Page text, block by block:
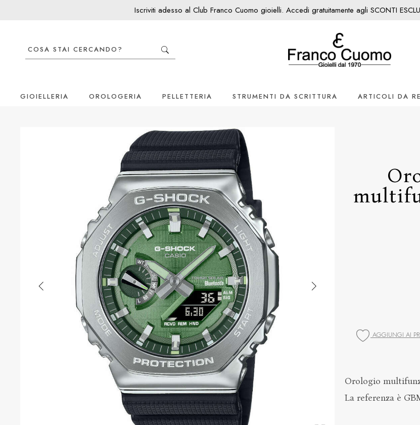
Iscriviti adesso al Club Franco Cuomo gioielli. Accedi gratuitamente agli SCONTI
GIOIELLERIA OROLOGERIA PELLETTERIA STRUMENTI DA SCRITTURA ARTICOLI DA
AGGIUNGI AI
Orologio
La referenza è